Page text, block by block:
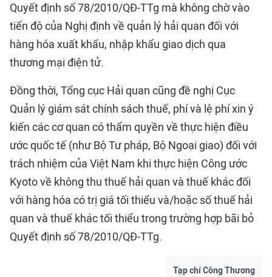
Quyết định số 78/2010/QĐ-TTg mà không chờ vào
tiến độ của Nghị định về quản lý hải quan đối với
hàng hóa xuất khẩu, nhập khẩu giao dịch qua
thương mại điện tử.
Đồng thời, Tổng cục Hải quan cũng đề nghị Cục
Quản lý giám sát chính sách thuế, phí và lệ phí xin ý
kiến các cơ quan có thẩm quyền về thực hiện điều
ước quốc tế (như Bộ Tư pháp, Bộ Ngoại giao) đối với
trách nhiệm của Việt Nam khi thực hiện Công ước
Kyoto về không thu thuế hải quan và thuế khác đối
với hàng hóa có trị giá tối thiểu và/hoặc số thuế hải
quan và thuế khác tối thiểu trong trường hợp bãi bỏ
Quyết định số 78/2010/QĐ-TTg.
Tạp chí Công Thương